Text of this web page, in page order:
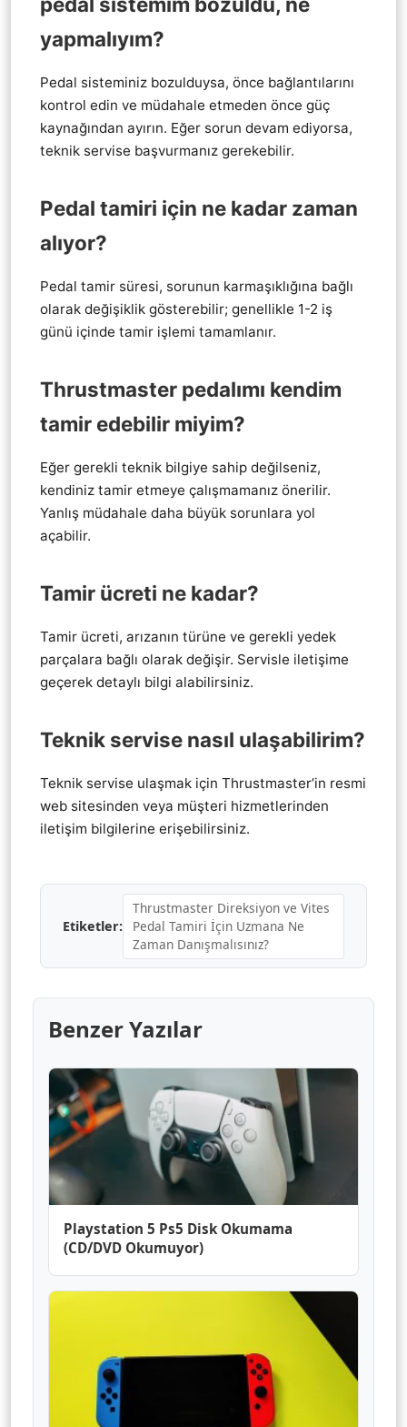
yapmalıyım?
Pedal sisteminiz bozulduysa, önce bağlantılarını
kontrol edin ve müdahale etmeden önce güç
kaynağından ayırın. Eğer sorun devam ediyorsa,
teknik servise başvurmanız gerekebilir.
Pedal tamiri için ne kadar zaman
alıyor?
Pedal tamir süresi, sorunun karmaşıklığına bağlı
olarak değişiklik gösterebilir; genellikle 1-2 iş
günü içinde tamir işlemi tamamlanır.
Thrustmaster pedalımı kendim
tamir edebilir miyim?
Eğer gerekli teknik bilgiye sahip değilseniz,
kendiniz tamir etmeye çalışmamanız önerilir.
Yanlış müdahale daha büyük sorunlara yol
açabilir.
Tamir ücreti ne kadar?
Tamir ücreti, arızanın türüne ve gerekli yedek
parçalara bağlı olarak değişir. Servisle iletişime
geçerek detaylı bilgi alabilirsiniz.
Teknik servise nasıl ulaşabilirim?
Teknik servise ulaşmak için Thrustmaster’in resmi
web sitesinden veya müşteri hizmetlerinden
iletişim bilgilerine erişebilirsiniz.
Etiketler:
Thrustmaster Direksiyon ve Vites
Pedal Tamiri İçin Uzmana Ne
Zaman Danışmalısınız?
Benzer Yazılar
Playstation 5 Ps5 Disk Okumama
(CD/DVD Okumuyor)